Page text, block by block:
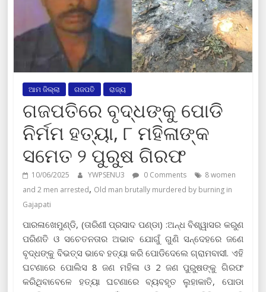
ଆମ ଜିଲ୍ଲା ଗଜପତି ରାଜ୍ୟ
ଗଜପତିରେ ବୃଦ୍ଧଙ୍କୁ ପୋଡି
ନିର୍ମମ ହତ୍ୟା, ୮ ମହିଳାଙ୍କ
ସମେତ ୨ ପୁରୁଷ ଗିରଫ
10/06/2025 YWPSENU3 0 Comments
8 women
and 2 men arrested, Old man brutally murdered by burning in
Gajapati
ପାରଳାଖେମୁଣ୍ଡି, (ତାରିଣୀ ପ୍ରସାଦ ପଣ୍ଡା) :ଅନ୍ଧ ବିଶ୍ୱାସର କରୁଣ
ପରିଣତି ଓ ସଚେତନତାର ଅଭାବ ଯୋଗୁଁ ଗୁଣି ସନ୍ଦେହରେ ଜଣେ
ବୃଦ୍ଧଙ୍କୁ ବିଭତ୍ସ ଭାବେ ହତ୍ୟା କରି ପୋଡିଦେଲେ ଗ୍ରାମବାସୀ. ଏହି
ଘଟଣାରେ ପୋଲିସ 8 ଜଣ ମହିଳା ଓ 2 ଜଣ ପୁରୁଷଙ୍କୁ ଗିରଫ
କରିଥିବାବେଳେ ହତ୍ୟା ଘଟଣାରେ ବ୍ୟବହୃତ ଲୁହାକାତି, ପୋଡା